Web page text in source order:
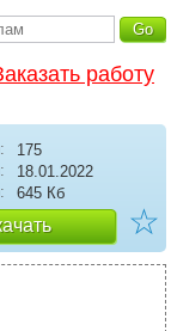
работу
175
18.01.2022
645 Кб
☆